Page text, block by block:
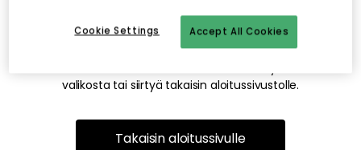
Tämä voi johtua siitä, että sivua ei enää ole tai siitä, että se
on siirretty muualle. Pahoittelemme tästä mahdollisesti
valikosta tai siirtyä takaisin aloitussivustolle.
Takaisin aloitussivulle
Accept All Cookies
Cookie Settings